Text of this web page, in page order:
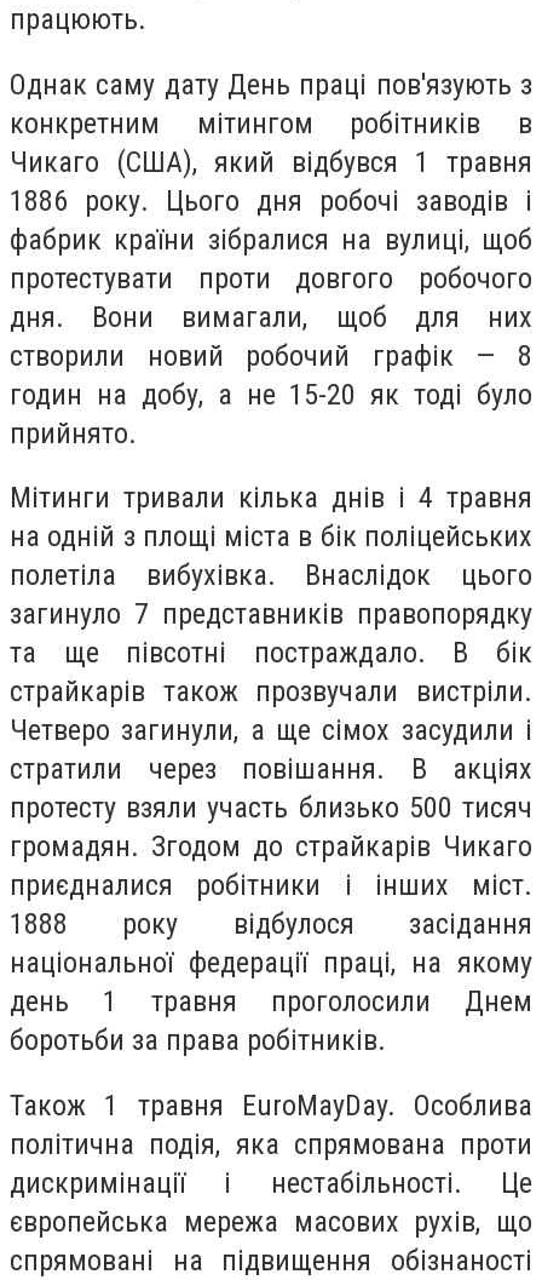
працюють.
Однак саму дату День праці пов'язують з
конкретним мітингом робітників в
Чикаго (США), який відбувся 1 травня
1886 року. Цього дня робочі заводів і
фабрик країни зібралися на вулиці, щоб
протестувати проти довгого робочого
дня. Вони вимагали, щоб для них
створили новий робочий графік — 8
годин на добу, а не 15-20 як тоді було
прийнято.
Мітинги тривали кілька днів і 4 травня
на одній з площі міста в бік поліцейських
полетіла вибухівка. Внаслідок цього
загинуло 7 представників правопорядку
та ще півсотні постраждало. В бік
страйкарів також прозвучали вистріли.
Четверо загинули, а ще сімох засудили і
стратили через повішання. В акціях
протесту взяли участь близько 500 тисяч
громадян. Згодом до страйкарів Чикаго
приєдналися робітники і інших міст.
1888 року відбулося засідання
національної федерації праці, на якому
день 1 травня проголосили Днем
боротьби за права робітників.
Також 1 травня EuroMayDay. Особлива
політична подія, яка спрямована проти
дискримінації і нестабільності. Це
європейська мережа масових рухів, що
спрямовані на підвищення обізнаності